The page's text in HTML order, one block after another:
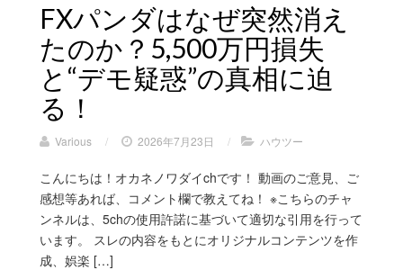
FXパンダはなぜ突然消え
たのか？5,500万円損失
と“デモ疑惑”の真相に迫
る！
Various / 2026年7月23日 / ハウツー
こんにちは！オカネノワダイchです！ 動画のご意見、ご
感想等あれば、コメント欄で教えてね！ ※こちらのチャ
ンネルは、5chの使用許諾に基づいて適切な引用を行って
います。 スレの内容をもとにオリジナルコンテンツを作
成、娯楽 […]